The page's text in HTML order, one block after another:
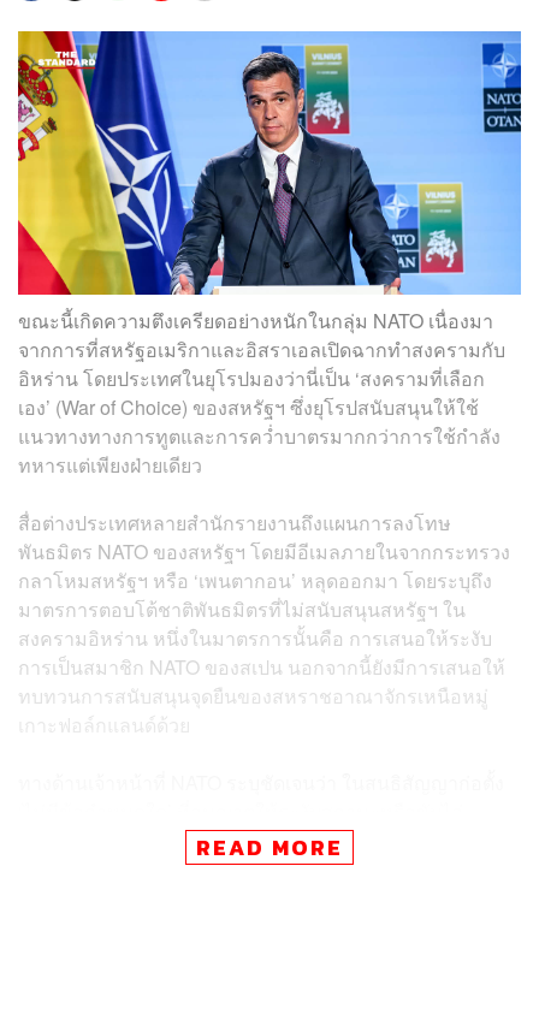
ขณะนี้เกิดความตึงเครียดอย่างหนักในกลุ่ม NATO เนื่องมา
จากการที่สหรัฐอเมริกาและอิสราเอลเปิดฉากทำสงครามกับ
อิหร่าน โดยประเทศในยุโรปมองว่านี่เป็น ‘สงครามที่เลือก
เอง’ (War of Choice) ของสหรัฐฯ ซึ่งยุโรปสนับสนุนให้ใช้
แนวทางทางการทูตและการคว่ำบาตรมากกว่าการใช้กำลัง
ทหารแต่เพียงฝ่ายเดียว
สื่อต่างประเทศหลายสำนักรายงานถึงแผนการลงโทษ
พันธมิตร NATO ของสหรัฐฯ โดยมีอีเมลภายในจากกระทรวง
กลาโหมสหรัฐฯ หรือ ‘เพนตากอน’ หลุดออกมา โดยระบุถึง
มาตรการตอบโต้ชาติพันธมิตรที่ไม่สนับสนุนสหรัฐฯ ใน
สงครามอิหร่าน หนึ่งในมาตรการนั้นคือ การเสนอให้ระงับ
การเป็นสมาชิก NATO ของสเปน นอกจากนี้ยังมีการเสนอให้
ทบทวนการสนับสนุนจุดยืนของสหราชอาณาจักรเหนือหมู่
เกาะฟอล์กแลนด์ด้วย
ประเทศสมาชิกออกจากกลุ่มได้ และหากจะดำเนินการเพื่อ
กีดกันสเปนออกจากบทบาทสำคัญใน NATO จะต้องได้รับมติ
READ MORE